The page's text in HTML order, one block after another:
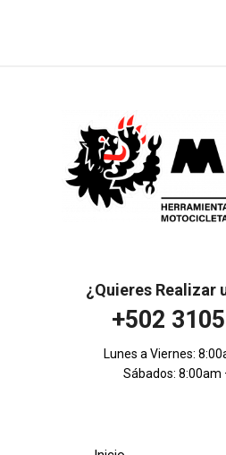
¿Quieres Realizar
+502
Lunes a Viernes:
Sábados: 8:00am